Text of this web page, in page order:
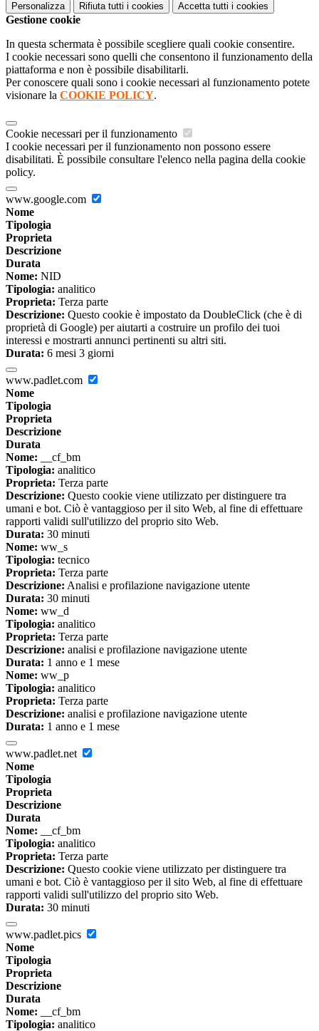
Personalizza Rifiuta tutti i cookies Accetta tutti i cookies
Gestione cookie
In questa schermata è possibile scegliere quali cookie consentire.
I cookie necessari sono quelli che consentono il funzionamento della
piattaforma e non è possibile disabilitarli.
Per conoscere quali sono i cookie necessari al funzionamento potete
visionare la COOKIE POLICY.
Cookie necessari per il funzionamento
I cookie necessari per il funzionamento non possono essere
disabilitati. È possibile consultare l'elenco nella pagina della cookie
policy.
www.google.com
Nome
Tipologia
Proprieta
Descrizione
Durata
Nome: NID
Tipologia: analitico
Proprieta: Terza parte
Descrizione: Questo cookie è impostato da DoubleClick (che è di
proprietà di Google) per aiutarti a costruire un profilo dei tuoi
interessi e mostrarti annunci pertinenti su altri siti.
Durata: 6 mesi 3 giorni
www.padlet.com
Nome
Tipologia
Proprieta
Descrizione
Durata
Nome: __cf_bm
Tipologia: analitico
Proprieta: Terza parte
Descrizione: Questo cookie viene utilizzato per distinguere tra
umani e bot. Ciò è vantaggioso per il sito Web, al fine di effettuare
rapporti validi sull'utilizzo del proprio sito Web.
Durata: 30 minuti
Nome: ww_s
Tipologia: tecnico
Proprieta: Terza parte
Descrizione: Analisi e profilazione navigazione utente
Durata: 30 minuti
Nome: ww_d
Tipologia: analitico
Proprieta: Terza parte
Descrizione: analisi e profilazione navigazione utente
Durata: 1 anno e 1 mese
Nome: ww_p
Tipologia: analitico
Proprieta: Terza parte
Descrizione: analisi e profilazione navigazione utente
Durata: 1 anno e 1 mese
www.padlet.net
Nome
Tipologia
Proprieta
Descrizione
Durata
Nome: __cf_bm
Tipologia: analitico
Proprieta: Terza parte
Descrizione: Questo cookie viene utilizzato per distinguere tra
umani e bot. Ciò è vantaggioso per il sito Web, al fine di effettuare
rapporti validi sull'utilizzo del proprio sito Web.
Durata: 30 minuti
www.padlet.pics
Nome
Tipologia
Proprieta
Descrizione
Durata
Nome: __cf_bm
Tipologia: analitico